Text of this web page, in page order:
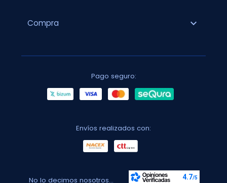
Compra expand_more
Pago seguro:
Envíos realizados con:
No lo decimos nosotros...